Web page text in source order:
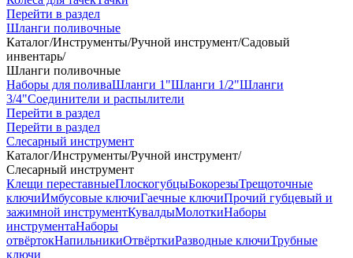
Перейти в раздел
Шланги поливочные
Каталог/Инструменты/Ручной инструмент/Садовый
инвентарь/
Шланги поливочные
Наборы для поливаШланги 1"Шланги 1/2"Шланги
3/4"Соединители и распылители
Перейти в раздел
Перейти в раздел
Слесарный инструмент
Каталог/Инструменты/Ручной инструмент/
Слесарный инструмент
Клещи переставныеПлоскогубцыБокорезыТрещоточные
ключиИмбусовые ключиГаечные ключиПрочий губцевый и
зажимной инструментКувалдыМолоткиНаборы
инструментаНаборы
отвёртокНапильникиОтвёрткиРазводные ключиТрубные
ключи